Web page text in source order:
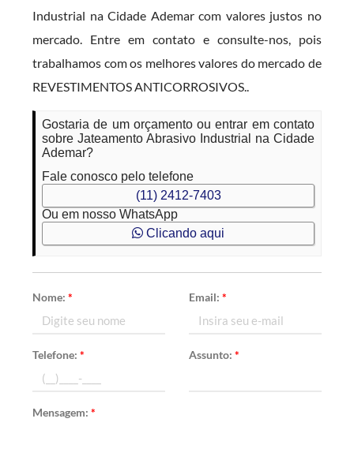
Industrial na Cidade Ademar com valores justos no
mercado. Entre em contato e consulte-nos, pois
trabalhamos com os melhores valores do mercado de
REVESTIMENTOS ANTICORROSIVOS..
Gostaria de um orçamento ou entrar em contato
sobre Jateamento Abrasivo Industrial na Cidade
Ademar?
Fale conosco pelo telefone
(11) 2412-7403
Ou em nosso WhatsApp
Clicando aqui
Nome:* Email: *
Telefone:* Assunto: *
Mensagem:*